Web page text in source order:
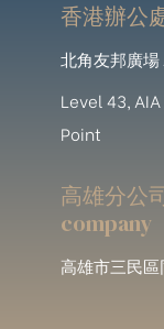
香港辦公
北角友邦廣場
Level 43,
Point
高雄分公
company
高雄市三民